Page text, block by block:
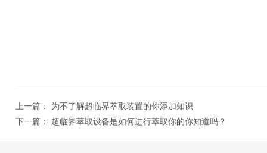
上一篇： 为不了解超临界萃取装置的你添加知识
下一篇： 超临界萃取设备是如何进行萃取你的你知道吗？